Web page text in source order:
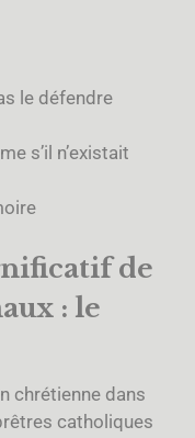
le défendre
s’il n’existait
de
: le
chrétienne dans
catholiques